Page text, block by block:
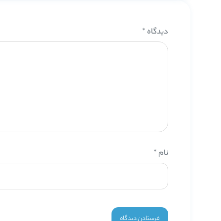
دیدگاه *
نام *